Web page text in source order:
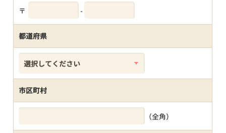
〒 -
都道府県
市区町村
（全角）